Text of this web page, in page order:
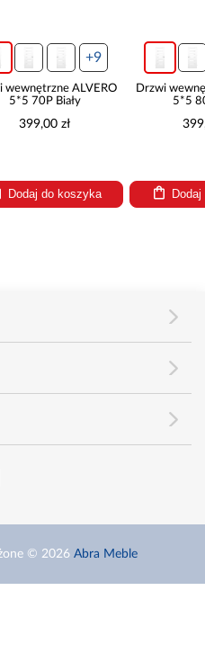
+9
wewnętrzne ALVERO
5*5 70P Biały
399,00 zł
Dodaj do koszyka
Drzwi
5*5
© 2026 Abra Meble